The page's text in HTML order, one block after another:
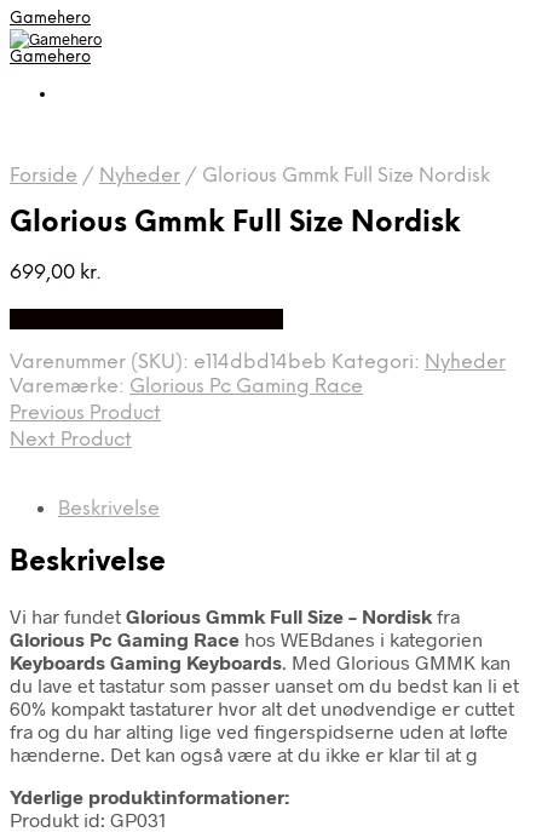
Gamehero
Gamehero
Forside / Nyheder / Glorious Gmmk Full Size Nordisk
Glorious Gmmk Full Size Nordisk
699,00 kr.
Varenummer (SKU): e114dbd14beb Kategori: Nyheder
Varemærke: Glorious Pc Gaming Race
Previous Product
Next Product
Beskrivelse
Beskrivelse
Vi har fundet Glorious Gmmk Full Size – Nordisk fra
Glorious Pc Gaming Race hos WEBdanes i kategorien
Keyboards Gaming Keyboards. Med Glorious GMMK kan
du lave et tastatur som passer uanset om du bedst kan li et
60% kompakt tastaturer hvor alt det unødvendige er cuttet
fra og du har alting lige ved fingerspidserne uden at løfte
hænderne. Det kan også være at du ikke er klar til at g
Yderlige produktinformationer:
Produkt id: GP031